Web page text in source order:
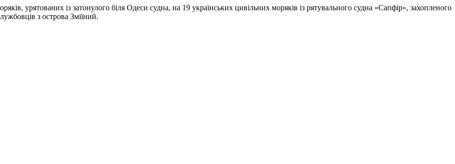
урятованих із затонулого біля Одеси судна, на 19 українських цивільних моряків із рятувального судна «Сапфір», захопленого
з острова Зміїний.